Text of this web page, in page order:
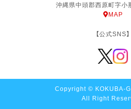
沖縄県中頭郡西原町字小
MAP
【公式SNS】
Copyright © KOKUBA-
All Right